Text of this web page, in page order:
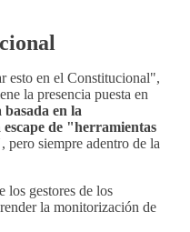
esto en el Constitucional",
la presencia puesta en
en la
de "herramientas
, pero siempre adentro de la
los gestores de los
la monitorización de